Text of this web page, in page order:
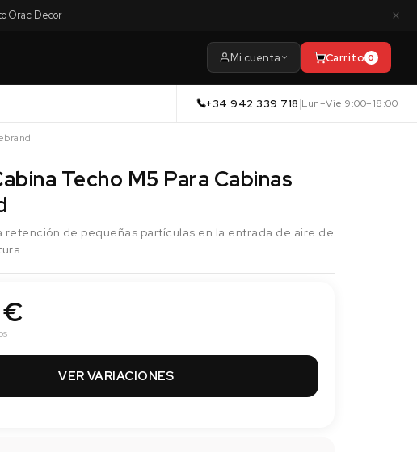
Orac Decor ×
Mi cuenta Carrito 0
+34 942 339 718|Lun–Vie 9:00–18:00
Techo M5 Para Cabinas
retención de pequeñas partículas en la entrada de aire de
€
VER VARIACIONES